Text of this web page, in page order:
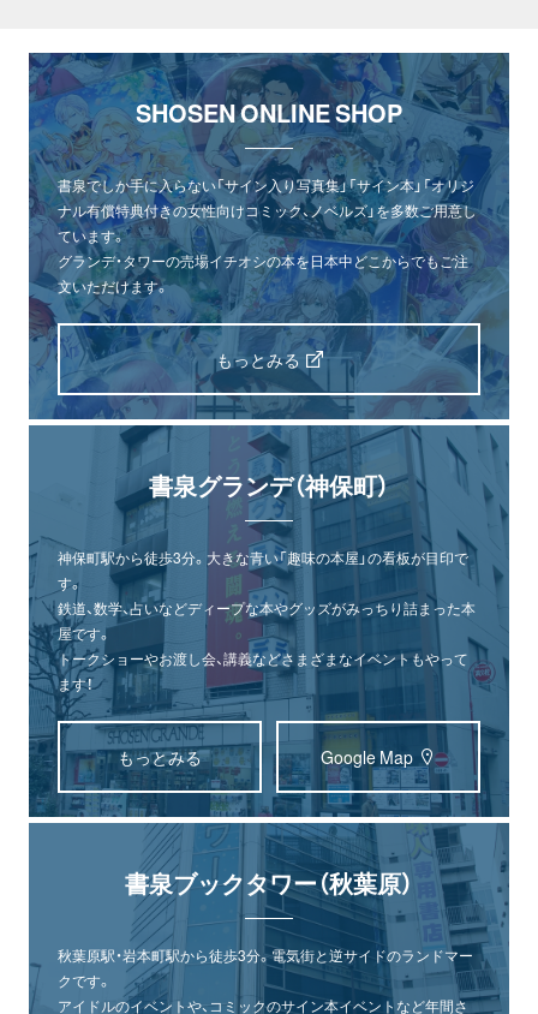
SHOSEN ONLINE SHOP
書泉でしか手に入らない「サイン入り写真集」「サイン本」「オリジ
ナル有償特典付きの女性向けコミック、ノベルズ」を多数ご用意し
ています。
グランデ・タワーの売場イチオシの本を日本中どこからでもご注
文いただけます。
もっとみる
書泉グランデ（神保町）
神保町駅から徒歩3分。大きな青い「趣味の本屋」の看板が目印で
す。
鉄道、数学、占いなどディープな本やグッズがみっちり詰まった本
屋です。
トークショーやお渡し会、講義などさまざまなイベントもやって
ます！
もっとみる Google Map
書泉ブックタワー（秋葉原）
秋葉原駅・岩本町駅から徒歩3分。電気街と逆サイドのランドマー
クです。
アイドルのイベントや、コミックのサイン本イベントなど年間さ